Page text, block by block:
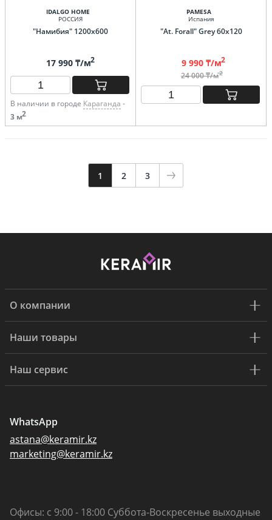
IDALGO HOME
РОССИЯ
"Намибия" 1200х600
17 990 ₸/м2
В наличии в городе Караганда -
3 м2
PAMESA
Испания
"At. Forall" Grey 60х120
9 990 ₸/м2
24 000 ₸/м2
1 2 3
О компании
Наши товары
Наш сервис
WhatsApp
astana@keramir.kz
marketing@keramir.kz
Офисы: с 9:00 - 18:00 Суббота-Воскресенье выходные